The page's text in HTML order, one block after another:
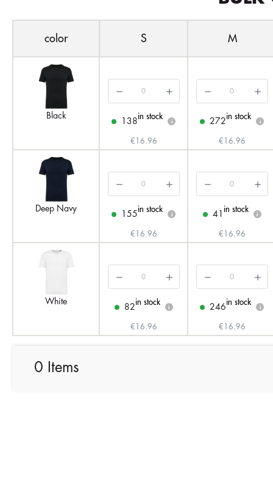
color S M
Black
138
in stock
i
€16.96
272
in stock
i
€16.96
Deep Navy
155
in stock
i
€16.96
41
in stock
i
€16.96
White
82
in stock
i
€16.96
246
in stock
i
€16.96
0 Items